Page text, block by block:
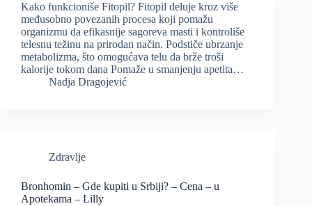
Kako funkcioniše Fitopil? Fitopil deluje kroz više
međusobno povezanih procesa koji pomažu
organizmu da efikasnije sagoreva masti i kontroliše
telesnu težinu na prirodan način. Podstiče ubrzanje
metabolizma, što omogućava telu da brže troši
kalorije tokom dana Pomaže u smanjenju apetita…
Nadja Dragojević
Zdravlje
Bronhomin – Gde kupiti u Srbiji? – Cena – u
Apotekama – Lilly